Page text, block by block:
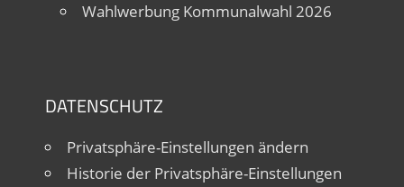
Wahlwerbung Kommunalwahl 2026
DATENSCHUTZ
Privatsphäre-Einstellungen ändern
Historie der Privatsphäre-Einstellungen